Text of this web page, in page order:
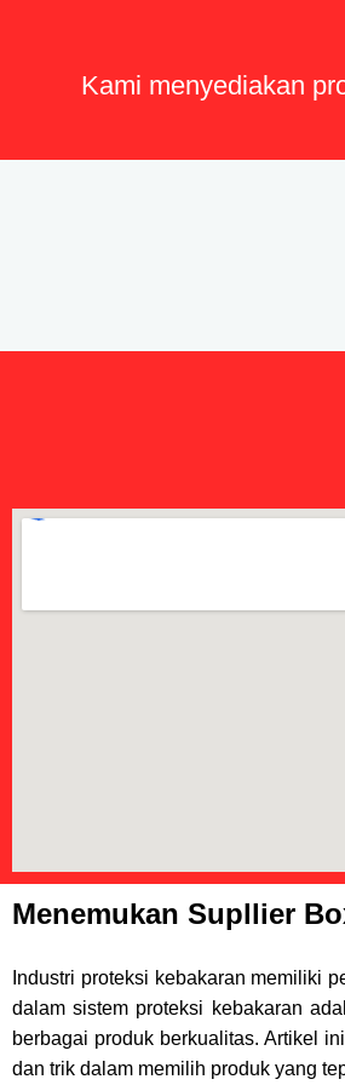
Kami menyediakan
Menemukan Supllier
Industri proteksi kebakaran memiliki
dalam sistem proteksi kebakaran
berbagai produk berkualitas. Artikel
dan trik dalam memilih produk yang